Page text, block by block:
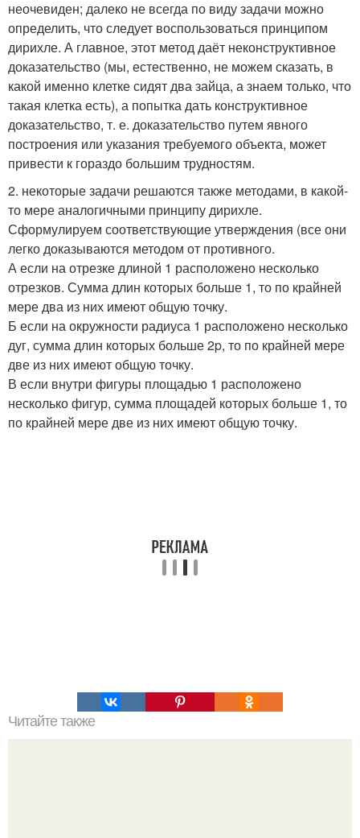
неочевиден; далеко не всегда по виду задачи можно
определить, что следует воспользоваться принципом
дирихле. А главное, этот метод даёт неконструктивное
доказательство (мы, естественно, не можем сказать, в
какой именно клетке сидят два зайца, а знаем только, что
такая клетка есть), а попытка дать конструктивное
доказательство, т. е. доказательство путем явного
построения или указания требуемого объекта, может
привести к гораздо большим трудностям.
2. некоторые задачи решаются также методами, в какой-
то мере аналогичными принципу дирихле.
Сформулируем соответствующие утверждения (все они
легко доказываются методом от противного.
А если на отрезке длиной 1 расположено несколько
отрезков. Сумма длин которых больше 1, то по крайней
мере два из них имеют общую точку.
Б если на окружности радиуса 1 расположено несколько
дуг, сумма длин которых больше 2p, то по крайней мере
две из них имеют общую точку.
В если внутри фигуры площадью 1 расположено
несколько фигур, сумма площадей которых больше 1, то
по крайней мере две из них имеют общую точку.
Читайте также